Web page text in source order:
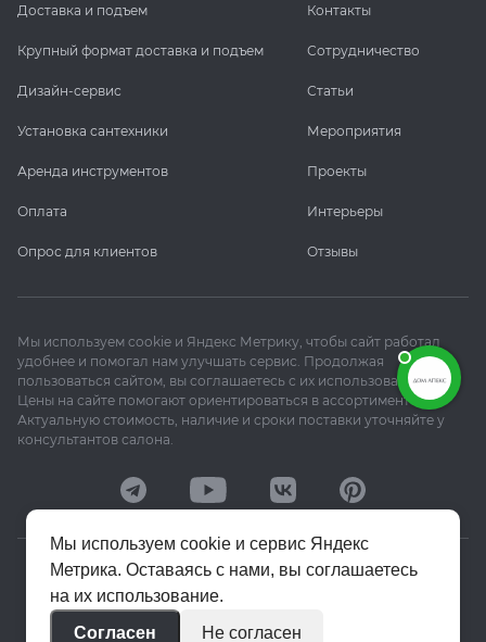
Доставка и подъем
Крупный формат доставка и подъем
Дизайн-сервис
Установка сантехники
Аренда инструментов
Оплата
Опрос для клиентов
Контакты
Сотрудничество
Статьи
Мероприятия
Проекты
Интерьеры
Отзывы
Мы используем cookie и Яндекс Метрику, чтобы сайт работал
удобнее и помогал нам улучшать сервис. Продолжая
пользоваться сайтом, вы соглашаетесь с их использованием.
Цены на сайте помогают ориентироваться в ассортименте.
Актуальную стоимость, наличие и сроки поставки уточняйте у
консультантов салона.
© 2020–2026 «Апекс»
Политика конфиденциальности
Мы используем cookie и сервис Яндекс
Метрика. Оставаясь с нами, вы соглашаетесь
на их использование.
Согласен
Не согласен